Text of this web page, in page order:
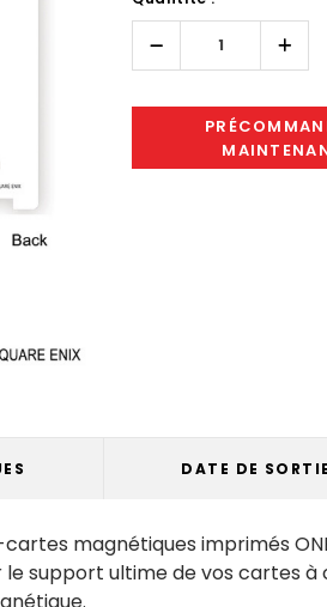
left
Réduire
quantité :
la
DATE DE SORTIE
magnétiques imprimés
support ultime de vos cartes à